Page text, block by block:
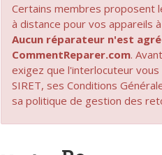
Certains membres proposent
à distance pour vos appareils
Aucun réparateur n'est
CommentReparer.com.
exigez que l'interlocuteur
SIRET, ses Conditions
sa politique de gestion des